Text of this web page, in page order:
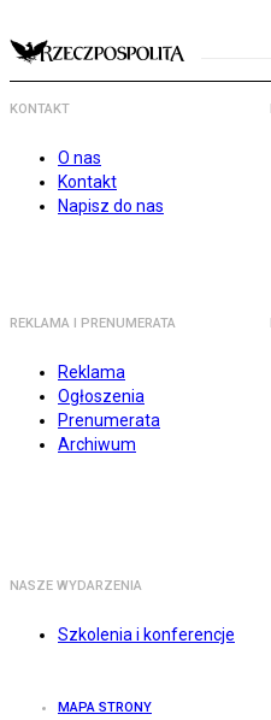
KONTAKT
O nas
Kontakt
Napisz do nas
REKLAMA I PRENUMERATA
Reklama
Ogłoszenia
Prenumerata
Archiwum
NASZE WYDARZENIA
Szkolenia i konferencje
MAPA STRONY